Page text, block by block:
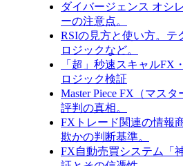
ダイバージェンス オシ
ーの注意点。
RSIの見方と使い方。テ
ロジックなど。
「超」秒速スキャルFX
ロジック検証
Master Piece FX（マス
評判の真相。
FXトレード関連の情報
欺かの判断基準。
FX自動売買システム「